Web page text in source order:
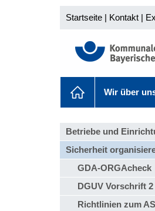
Startseite | Kontakt |
Wir über
Betriebe und
Sicherheit
GDA-ORGAcheck
DGUV Vorschrift 2
Richtlinien zum